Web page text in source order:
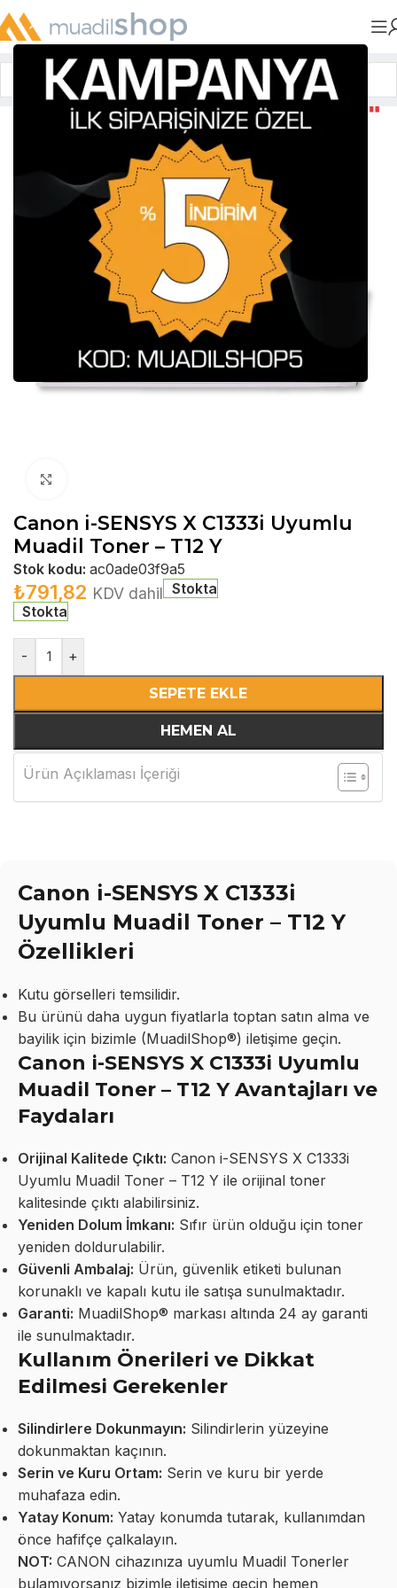
Anasayfa»Muadil Tonerler
Canon i-SENSYS X C1333i Uyumlu
Muadil Toner – T12 Y
Stok kodu: ac0ade03f9a5
₺791,82 KDV dahil Stokta
Stokta
- +
SEPETE EKLE
HEMEN AL
Ürün Açıklaması İçeriği
Canon i-SENSYS X C1333i
Uyumlu Muadil Toner – T12 Y
Özellikleri
Kutu görselleri temsilidir.
Bu ürünü daha uygun fiyatlarla toptan satın alma ve
bayilik için bizimle (MuadilShop®) iletişime geçin.
Canon i-SENSYS X C1333i Uyumlu
Muadil Toner – T12 Y Avantajları ve
Faydaları
Orijinal Kalitede Çıktı: Canon i-SENSYS X C1333i
Uyumlu Muadil Toner – T12 Y ile orijinal toner
kalitesinde çıktı alabilirsiniz.
Yeniden Dolum İmkanı: Sıfır ürün olduğu için toner
yeniden doldurulabilir.
Güvenli Ambalaj: Ürün, güvenlik etiketi bulunan
korunaklı ve kapalı kutu ile satışa sunulmaktadır.
Garanti: MuadilShop® markası altında 24 ay garanti
ile sunulmaktadır.
Kullanım Önerileri ve Dikkat
Edilmesi Gerekenler
Silindirlere Dokunmayın: Silindirlerin yüzeyine
dokunmaktan kaçının.
Serin ve Kuru Ortam: Serin ve kuru bir yerde
muhafaza edin.
Yatay Konum: Yatay konumda tutarak, kullanımdan
önce hafifçe çalkalayın.
NOT: CANON cihazınıza uyumlu Muadil Tonerler
bulamıyorsanız bizimle iletişime geçin hemen